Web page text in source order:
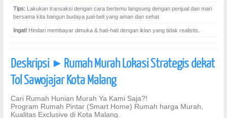
Tips: Lakukan transaksi dengan cara bertemu langsung dengan penjual dan mari
bersama kita bangun budaya jual-beli yang aman dan sehat
Ingat! Hindari membayar dimuka & hati-hati dengan iklan yang tidak realistis.
Deskripsi ] Rumah Murah Lokasi Strategis dekat
Tol Sawojajar Kota Malang
Cari Rumah Hunian Murah Ya Kami Saja?!
Program Rumah Pintar (Smart Home) Rumah harga Murah,
Kualitas Exclusive di Kota Malang.